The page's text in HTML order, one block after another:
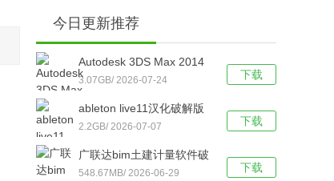
今日更新推荐
下载
Autodesk 3DS Max 2014
免费中文版下载-Autodesk
3DS Max 2014官方电脑版
3.07GB/ 2026-07-24
下载
ableton live11汉化破解版
下载-ableton live11 32/64
位 中文版下载
2.2GB/ 2026-07-07
下载
广联达bim土建计量软件破
解版下载-广联达bim土建
548.67MB/ 2026-06-29